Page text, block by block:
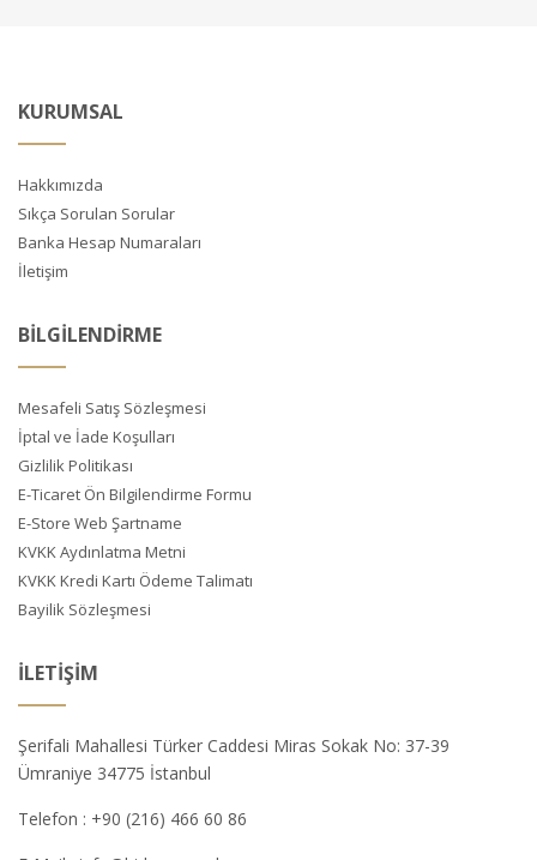
KURUMSAL
Hakkımızda
Sıkça Sorulan Sorular
Banka Hesap Numaraları
İletişim
BİLGİLENDİRME
Mesafeli Satış Sözleşmesi
İptal ve İade Koşulları
Gizlilik Politikası
E-Ticaret Ön Bilgilendirme Formu
E-Store Web Şartname
KVKK Aydınlatma Metni
KVKK Kredi Kartı Ödeme Talimatı
Bayilik Sözleşmesi
İLETIŞIM
Şerifali Mahallesi Türker Caddesi Miras Sokak No: 37-39
Ümraniye 34775 İstanbul
Telefon : +90 (216) 466 60 86